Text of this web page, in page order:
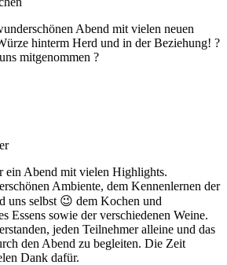
Abend mit vielen neuen
hinterm Herd und in der Beziehung! ?
mitgenommen ?
ein Abend mit vielen Highlights.
Ambiente, dem Kennenlernen der
uns selbst 😉 dem Kochen und
Essens sowie der verschiedenen Weine.
jeden Teilnehmer alleine und das
den Abend zu begleiten. Die Zeit
Dank dafür.